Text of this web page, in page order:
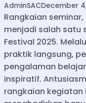
AdminSACDecember
Rangkaian
menjadi salah satu
Festival 2025.
praktik langsung,
pengalaman
inspiratif.
rangkaian kegiatan